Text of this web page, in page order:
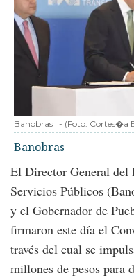
Banobras - (Foto: Cortes�a
Banobras
El Director General del
Servicios Públicos
y el Gobernador de
firmaron este día el
través del cual se
millones de pesos para